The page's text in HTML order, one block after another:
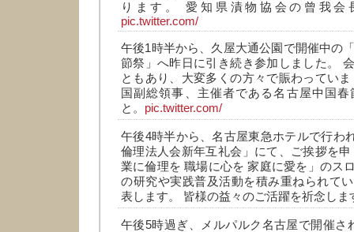
ります。 愛知県漬物協会の曾我会
pic.twitter.com/
午後1時半から、久屋大通公園で開催中の
節祭」へ昨日に引き続き参加しました。
ともあり、大変多くの方々で賑わってい
国副総領事、主催者である名古屋中国
と。 pic.twitter.com/
午後4時半から、名古屋東急ホテルで行わ
倫理法人会新年互礼会」にて、ご挨拶を
業に倫理を 職場に心を 家庭に愛を」のス
の研究や実践普及活動を積み重ねられて
表します。 皆様の益々のご活躍を祈念しま
午後5時過ぎ、メルパルク名古屋で開催さ